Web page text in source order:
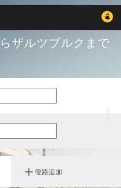
ザルツブルクまで
復路追加